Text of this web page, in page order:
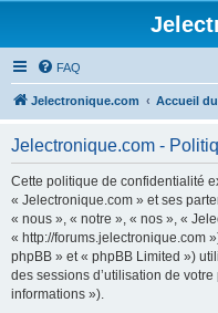
FAQ
Jelectronique.com Accueil
Jelectronique.com -
Cette politique de confidentialité
« Jelectronique.com » et ses
« nous », « notre », « nos », «
« http://forums.jelectronique.com
phpBB » et « phpBB Limited »)
des sessions d’utilisation de
informations »).